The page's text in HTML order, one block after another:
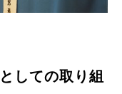
しての取り組